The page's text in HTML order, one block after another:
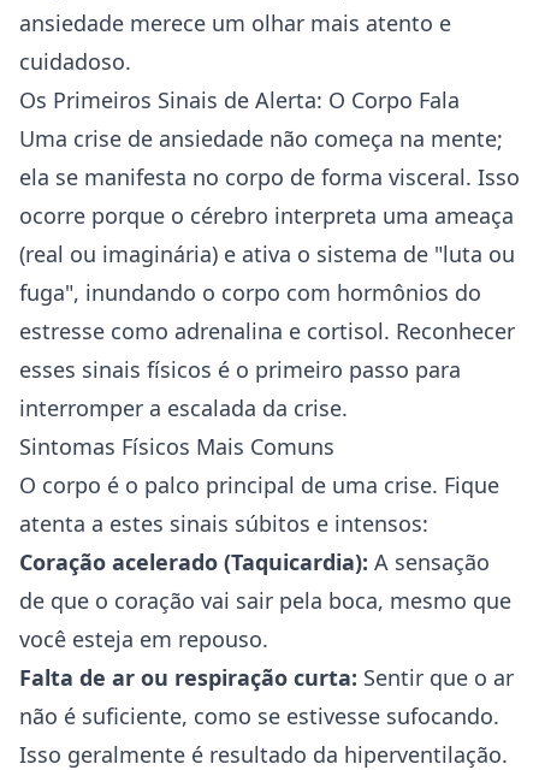
ansiedade merece um olhar mais atento e
cuidadoso.
Os Primeiros Sinais de Alerta: O Corpo Fala
Uma crise de ansiedade não começa na mente;
ela se manifesta no corpo de forma visceral. Isso
ocorre porque o cérebro interpreta uma ameaça
(real ou imaginária) e ativa o sistema de "luta ou
fuga", inundando o corpo com hormônios do
estresse como adrenalina e cortisol. Reconhecer
esses sinais físicos é o primeiro passo para
interromper a escalada da crise.
Sintomas Físicos Mais Comuns
O corpo é o palco principal de uma crise. Fique
atenta a estes sinais súbitos e intensos:
Coração acelerado (Taquicardia): A sensação
de que o coração vai sair pela boca, mesmo que
você esteja em repouso.
Falta de ar ou respiração curta: Sentir que o ar
não é suficiente, como se estivesse sufocando.
Isso geralmente é resultado da hiperventilação.